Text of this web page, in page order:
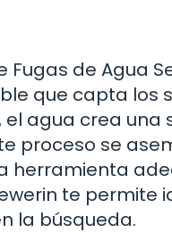
de Agua
que capta los
agua crea
proceso se
herramienta
te
la búsqueda.